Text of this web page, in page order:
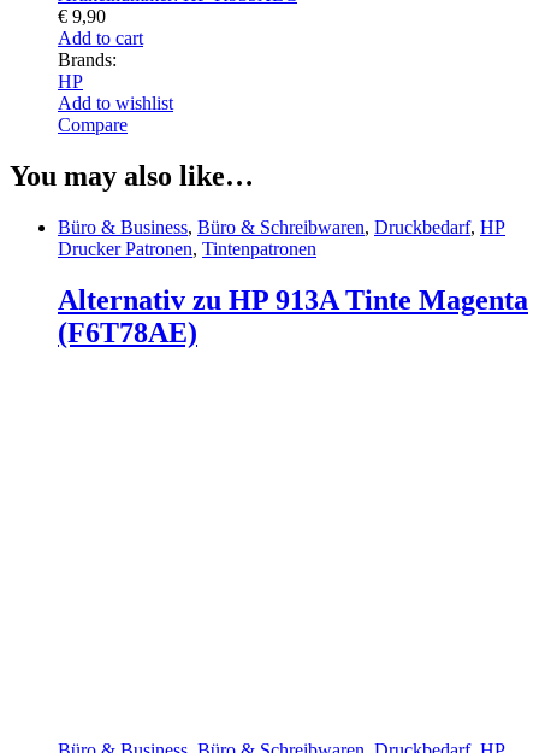
€ 9,90
Add to cart
Brands:
HP
Add to wishlist
Compare
You may also like…
Büro & Business, Büro & Schreibwaren, Druckbedarf, HP
Drucker Patronen, Tintenpatronen
Alternativ zu HP 913A Tinte Magenta
(F6T78AE)